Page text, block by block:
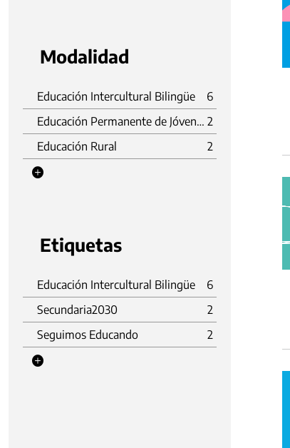
Modalidad
Educación Intercultural Bilingüe
6
Educación Permanente de Jóvenes y Adultos 2
Educación Rural
2
Etiquetas
Educación Intercultural Bilingüe
6
Secundaria2030
2
Seguimos Educando
2